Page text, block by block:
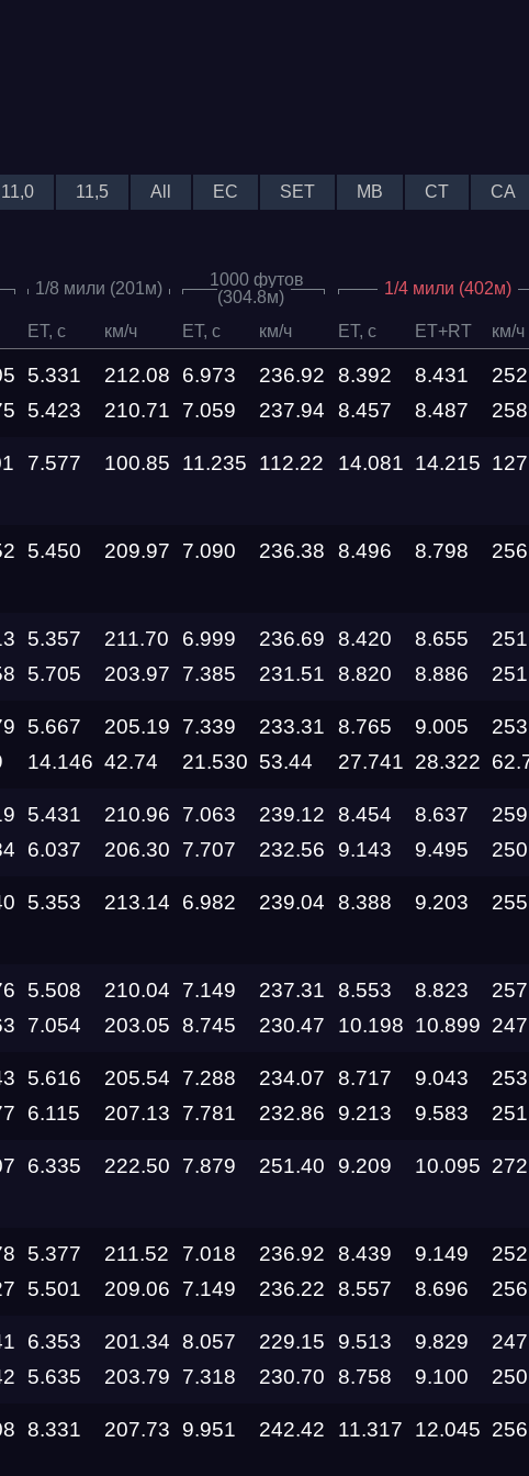
Дата проведения
03.10.2026 —
12.09.2026 —
13.09.2026
11.09.2026
06.09.2026
27.08.2026
16.08.2026
14.08.2026 —
14.08.2026 —
16.08.2026
11,0 11,5 All EC SET MB CT CA
1/8 мили (201м)
1000 футов
(304.8м)
1/4 мили (402м)
ET, c км/ч ET, c км/ч ET, c ET+RT км/ч
5.331 212.08 6.973 236.92 8.392 8.431
5.423 210.71 7.059 237.94 8.457 8.487
7.577 100.85 11.235 112.22 14.081 14.215
5.450 209.97 7.090 236.38 8.496 8.798
5.357 211.70 6.999 236.69 8.420 8.655
5.705 203.97 7.385 231.51 8.820 8.886
5.667 205.19 7.339 233.31 8.765 9.005
14.146 42.74 21.530 53.44 27.741 28.322
5.431 210.96 7.063 239.12 8.454 8.637
6.037 206.30 7.707 232.56 9.143 9.495
5.353 213.14 6.982 239.04 8.388 9.203
5.508 210.04 7.149 237.31 8.553 8.823
7.054 203.05 8.745 230.47 10.198 10.899
5.616 205.54 7.288 234.07 8.717 9.043
6.115 207.13 7.781 232.86 9.213 9.583
6.335 222.50 7.879 251.40 9.209 10.095
5.377 211.52 7.018 236.92 8.439 9.149
5.501 209.06 7.149 236.22 8.557 8.696
6.353 201.34 8.057 229.15 9.513 9.829
5.635 203.79 7.318 230.70 8.758 9.100
8.331 207.73 9.951 242.42 11.317 12.045